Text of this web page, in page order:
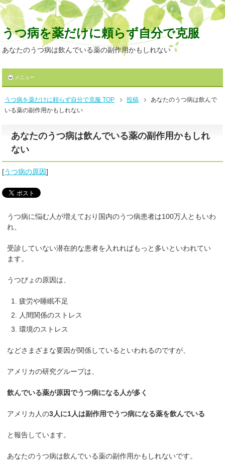
うつ病を薬だけに頼らず自分で克服
あなたのうつ病は飲んでいる薬の副作用かもしれない
メニュー
うつ病を薬だけに頼らず自分で克服 TOP 投稿
あなたのうつ病は飲んで
いる薬の副作用かもしれない
あなたのうつ病は飲んでいる薬の副作用かもしれ
ない
[うつ病の原因]
うつ病に悩む人が増えており国内のうつ病患者は100万人ともいわ
れ、
受診していない潜在的な患者を入れればもっと多いといわれてい
ます。
うつびょの原因は、
疲労や睡眠不足
人間関係のストレス
環境のストレス
などさまざまな要因が関係しているといわれるのですが、
アメリカの研究グループは、
飲んでいる薬が原因でうつ病になる人が多く
アメリカ人の3人に1人は副作用でうつ病になる薬を飲んでいる
と報告しています。
あなたのうつ病は飲んでいる薬の副作用かもしれないです。